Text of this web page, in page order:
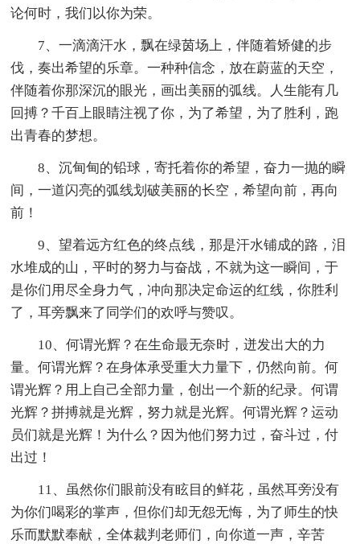
论何时，我们以你为荣。
7、一滴滴汗水，飘在绿茵场上，伴随着矫健的步
伐，奏出希望的乐章。一种种信念，放在蔚蓝的天空，
伴随着你那深沉的眼光，画出美丽的弧线。人生能有几
回搏？千百上眼睛注视了你，为了希望，为了胜利，跑
出青春的梦想。
8、沉甸甸的铅球，寄托着你的希望，奋力一抛的瞬
间，一道闪亮的弧线划破美丽的长空，希望向前，再向
前！
9、望着远方红色的终点线，那是汗水铺成的路，泪
水堆成的山，平时的努力与奋战，不就为这一瞬间，于
是你们用尽全身力气，冲向那决定命运的红线，你胜利
了，耳旁飘来了同学们的欢呼与赞叹。
10、何谓光辉？在生命最无奈时，迸发出大的力
量。何谓光辉？在身体承受重大力量下，仍然向前。何
谓光辉？用上自己全部力量，创出一个新的纪录。何谓
光辉？拼搏就是光辉，努力就是光辉。何谓光辉？运动
员们就是光辉！为什么？因为他们努力过，奋斗过，付
出过！
11、虽然你们眼前没有眩目的鲜花，虽然耳旁没有
为你们喝彩的掌声，但你们却无怨无悔，为了师生的快
乐而默默奉献，全体裁判老师们，向你道一声，辛苦